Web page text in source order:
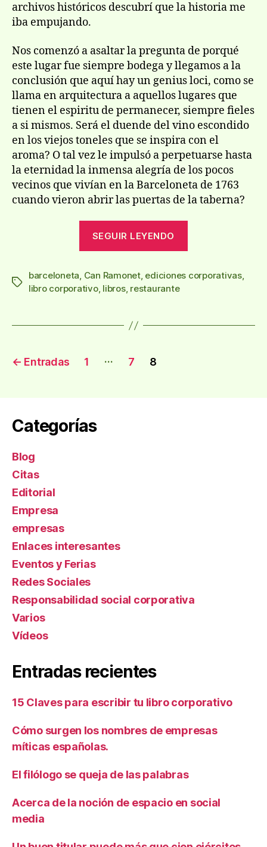
archivos históricos descubrí­ que la historia me
iba empujando.
Nos comenzó a asaltar la pregunta de porqué
este lugar fue siempre bodega y llegamos a la
conclusión que aquí­ hay un genius loci, como se
llama en arquitectura a aquellos lugares que
tienen el espiritu de permanecer, siempre fieles
a si mismos. Será el duende del vino escondido
en los viejos toneles que se inspira con el
aroma? O tal vez le impulsó a perpetuarse hasta
la eternidad la inmensa alegrí­a de los pocos
vecinos que viví­an en la Barceloneta de 1763
cuando vieron abrir las puertas de la taberna?
SEGUIR LEYENDO
taberna
de
Etiquetas
barceloneta, Can Ramonet, ediciones corporativas,
libro corporativo, libros, restaurante
Paginación
← Entradas 1 … 7 8
Categorías
Blog
Citas
Editorial
Empresa
empresas
Enlaces interesantes
Eventos y Ferias
Redes Sociales
Responsabilidad social corporativa
Varios
Ví­deos
Entradas recientes
15 Claves para escribir tu libro corporativo
Cómo surgen los nombres de empresas
míticas españolas.
El filólogo se queja de las palabras
Acerca de la noción de espacio en social
media